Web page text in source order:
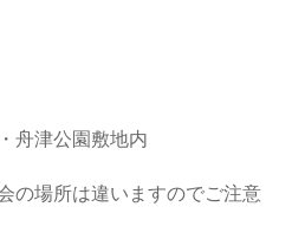
舟津公園敷地内
の場所は違いますのでご注意